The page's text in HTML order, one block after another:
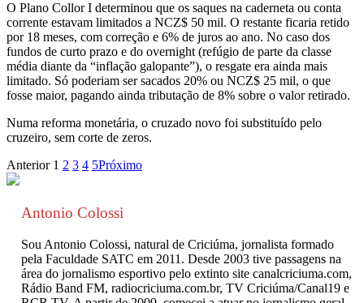
O Plano Collor I determinou que os saques na caderneta ou conta
corrente estavam limitados a NCZ$ 50 mil. O restante ficaria retido
por 18 meses, com correção e 6% de juros ao ano. No caso dos
fundos de curto prazo e do overnight (refúgio de parte da classe
média diante da “inflação galopante”), o resgate era ainda mais
limitado. Só poderiam ser sacados 20% ou NCZ$ 25 mil, o que
fosse maior, pagando ainda tributação de 8% sobre o valor retirado.
Numa reforma monetária, o cruzado novo foi substituído pelo
cruzeiro, sem corte de zeros.
Anterior 1 2 3 4 5Próximo
Antonio Colossi
Sou Antonio Colossi, natural de Criciúma, jornalista formado
pela Faculdade SATC em 2011. Desde 2003 tive passagens na
área do jornalismo esportivo pelo extinto site canalcriciuma.com,
Rádio Band FM, radiocriciuma.com.br, TV Criciúma/Canal19 e